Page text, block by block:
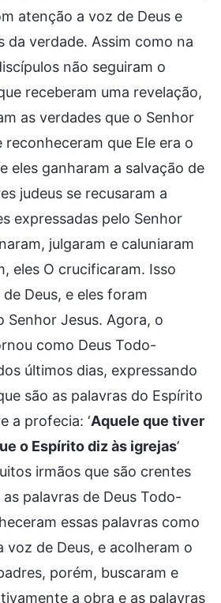
atenção a voz de Deus e
da verdade. Assim como na
não seguiram o
receberam uma revelação,
as verdades que o Senhor
reconheceram que Ele era o
eles ganharam a salvação de
judeus se recusaram a
expressadas pelo Senhor
julgaram e caluniaram
eles O crucificaram. Isso
Deus, e eles foram
Senhor Jesus. Agora, o
como Deus Todo-
últimos dias, expressando
são as palavras do Espírito
a profecia: ‘Aquele que tiver
o Espírito diz às igrejas’
irmãos que são crentes
palavras de Deus Todo-
essas palavras como
voz de Deus, e acolheram o
porém, buscaram e
a obra e as palavras